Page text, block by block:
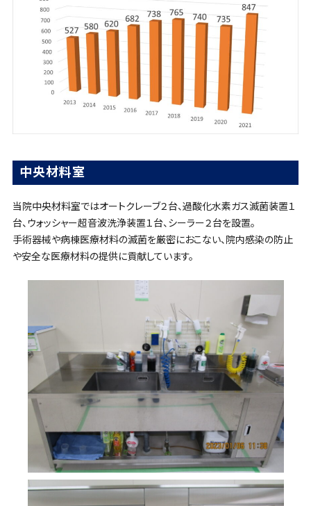
中央材料室
当院中央材料室ではオートクレーブ２台、過酸化水素ガス滅菌装置１
台、ウォッシャー超音波洗浄装置１台、シーラー２台を設置。
手術器械や病棟医療材料の滅菌を厳密におこない、院内感染の防止
や安全な医療材料の提供に貢献しています。